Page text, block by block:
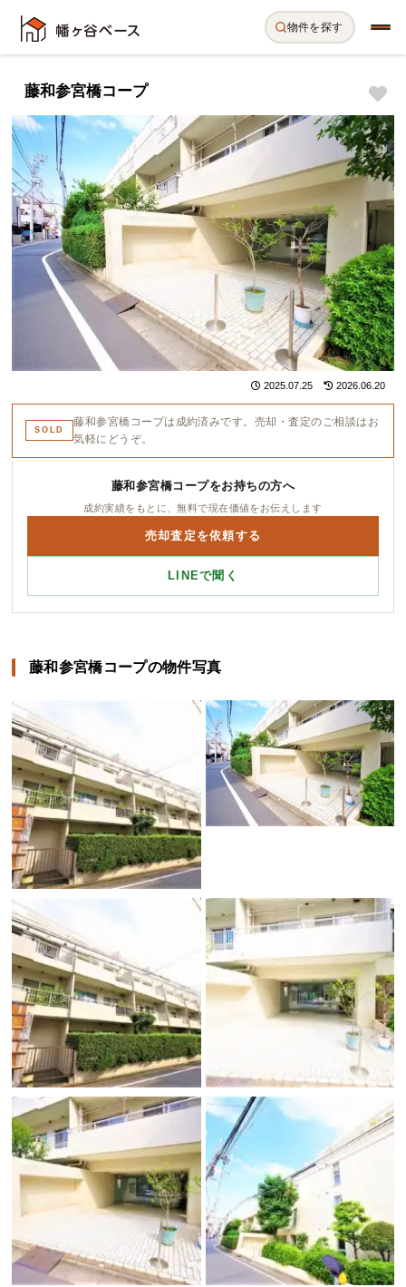
物件を探す
藤和参宮橋コープ
2025.07.25 2026.06.20
SOLD
藤和参宮橋コープは成約済みです。売却・査定のご相談はお
気軽にどうぞ。
藤和参宮橋コープをお持ちの方へ
成約実績をもとに、無料で現在価値をお伝えします
売却査定を依頼する
LINEで聞く
藤和参宮橋コープの物件写真